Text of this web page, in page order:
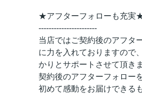
★アフターフォローも充実
-----------------------
当店ではご契約後のアフタ
に力を入れておりますので
かりとサポートさせて頂きま
契約後のアフターフォロー
初めて感動をお届けできる